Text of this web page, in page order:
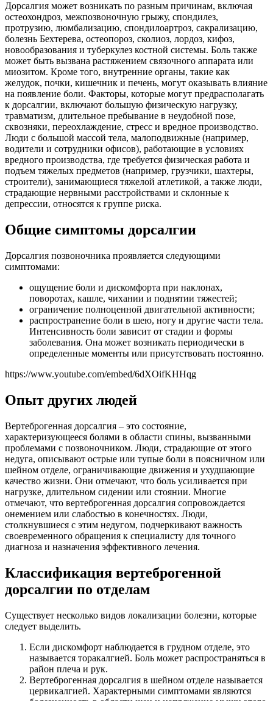
Дорсалгия может возникать по разным причинам, включая
остеохондроз, межпозвоночную грыжу, спондилез,
протрузию, люмбализацию, спондилоартроз, сакрализацию,
болезнь Бехтерева, остеопороз, сколиоз, лордоз, кифоз,
новообразования и туберкулез костной системы. Боль также
может быть вызвана растяжением связочного аппарата или
миозитом. Кроме того, внутренние органы, такие как
желудок, почки, кишечник и печень, могут оказывать влияние
на появление боли. Факторы, которые могут предрасполагать
к дорсалгии, включают большую физическую нагрузку,
травматизм, длительное пребывание в неудобной позе,
сквозняки, переохлаждение, стресс и вредное производство.
Люди с большой массой тела, малоподвижные (например,
водители и сотрудники офисов), работающие в условиях
вредного производства, где требуется физическая работа и
подъем тяжелых предметов (например, грузчики, шахтеры,
строители), занимающиеся тяжелой атлетикой, а также люди,
страдающие нервными расстройствами и склонные к
депрессии, относятся к группе риска.
Общие симптомы дорсалгии
Дорсалгия позвоночника проявляется следующими
симптомами:
ощущение боли и дискомфорта при наклонах,
поворотах, кашле, чихании и поднятии тяжестей;
ограничение полноценной двигательной активности;
распространение боли в шею, ногу и другие части тела.
Интенсивность боли зависит от стадии и формы
заболевания. Она может возникать периодически в
определенные моменты или присутствовать постоянно.
https://www.youtube.com/embed/6dXOifKHHqg
Опыт других людей
Вертеброгенная дорсалгия – это состояние,
характеризующееся болями в области спины, вызванными
проблемами с позвоночником. Люди, страдающие от этого
недуга, описывают острые или тупые боли в поясничном или
шейном отделе, ограничивающие движения и ухудшающие
качество жизни. Они отмечают, что боль усиливается при
нагрузке, длительном сидении или стоянии. Многие
отмечают, что вертеброгенная дорсалгия сопровождается
онемением или слабостью в конечностях. Люди,
столкнувшиеся с этим недугом, подчеркивают важность
своевременного обращения к специалисту для точного
диагноза и назначения эффективного лечения.
Классификация вертеброгенной
дорсалгии по отделам
Существует несколько видов локализации болезни, которые
следует выделить.
Если дискомфорт наблюдается в грудном отделе, это
называется торакалгией. Боль может распространяться в
район плеча и рук.
Вертеброгенная дорсалгия в шейном отделе называется
цервикалгией. Характерными симптомами являются